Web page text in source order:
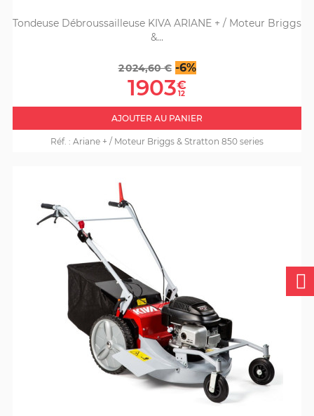
Tondeuse Débroussailleuse KIVA ARIANE + / Moteur Briggs
&...
Prix
de
base
2 024,60 € -6%Prix
1903€
12
AJOUTER AU PANIER
Réf. : Ariane + / Moteur Briggs & Stratton 850 series